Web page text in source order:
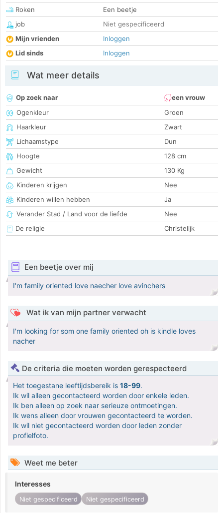
Roken
Een beetje
job
Niet gespecificeerd
Mijn vrienden
Inloggen
Lid sinds
Inloggen
Wat meer details
Op zoek naar
een vrouw
Ogenkleur
Groen
Haarkleur
Zwart
Lichaamstype
Dun
Hoogte
128 cm
Gewicht
130 Kg
Kinderen krijgen
Nee
Kinderen willen hebben
Ja
Verander Stad / Land voor de liefde
Nee
De religie
Christelijk
Een beetje over mij
I'm family oriented love naecher love avinchers
Wat ik van mijn partner verwacht
I'm looking for som one family oriented oh is kindle loves
nacher
De criteria die moeten worden gerespecteerd
Het toegestane leeftijdsbereik is 18-99.
Ik wil alleen gecontacteerd worden door enkele leden.
Ik ben alleen op zoek naar serieuze ontmoetingen.
Ik wens alleen door vrouwen gecontacteerd te worden.
Ik wil niet gecontacteerd worden door leden zonder
profielfoto.
Weet me beter
Interesses
Niet gespecificeerd Niet gespecificeerd